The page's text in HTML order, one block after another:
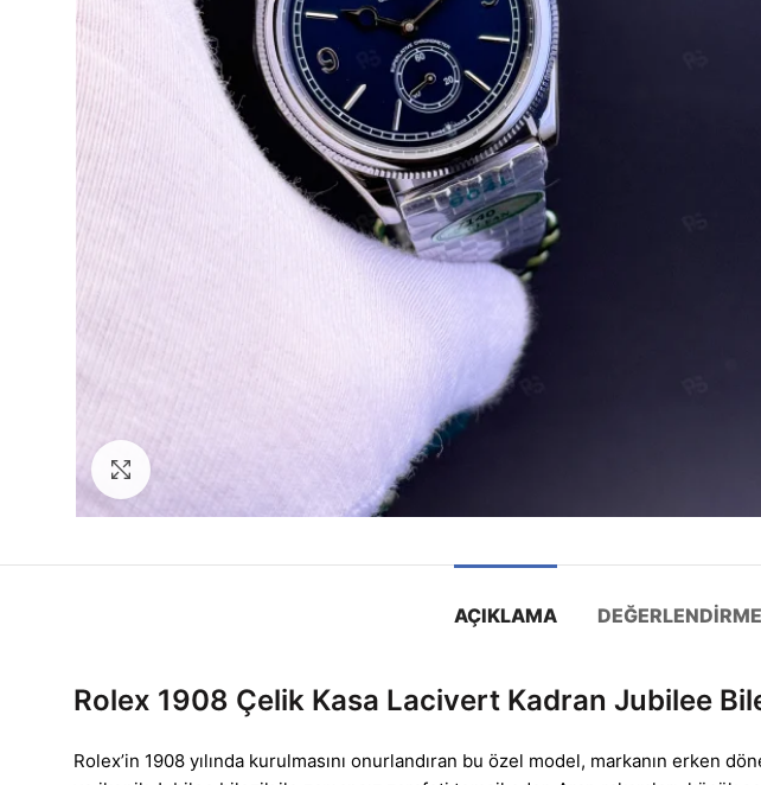
AÇIKLAMA
Rolex 1908 Çelik Kasa Lacivert Kadran Jubilee
Rolex’in 1908 yılında kurulmasını onurlandıran bu özel model, markanın